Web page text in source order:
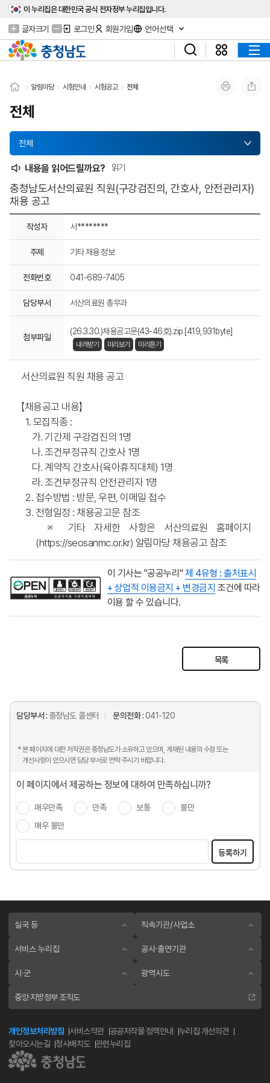
이 누리집은 대한민국 공식 전자정부 누리집입니다.
글자크기 로그인 회원가입 언어선택
알림마당 시험안내 시험공고 전체
전체
전체
내용을 읽어드릴까요? 읽기
충청남도서산의료원 직원(구강검진의, 간호사, 안전관리자)
채용 공고
작성자 서********
주제 기타 채용 정보
전화번호 041-689-7405
담당부서 서산의료원 총무과
첨부파일
(26.3.30.)채용공고문(43-46호).zip [419,931byte]
내려받기 미리보기 미리듣기
서산의료원 직원 채용 공고
【채용공고 내용】
1. 모집직종 :
가. 기간제 구강검진의 1명
나. 조건부정규직 간호사 1명
다. 계약직 간호사(육아휴직대체) 1명
라. 조건부정규직 안전관리자 1명
2. 접수방법 : 방문, 우편, 이메일 접수
3. 전형일정 : 채용공고문 참조
※ 기타 자세한 사항은 서산의료원 홈페이지
(https://seosanmc.or.kr) 알림마당 채용공고 참조
이 기사는 "공공누리"제 4유형 : 출처표시
+ 상업적 이용금지 + 변경금지 조건에 따라
이용 할 수 있습니다.
목록
담당부서 : 충청남도 콜센터 문의전화 : 041-120
* 본 페이지에 대한 저작권은 충청남도가 소유하고 있으며, 게재된 내용의 수정 또는
개선사항이 있으시면 담당 부서로 연락 주시기 바랍니다.
이 페이지에서 제공하는 정보에 대하여 만족하십니까?
매우만족 만족 보통
불만
매우 불만
등록하기
실국 등 직속기관/사업소
서비스 누리집 공사·출연기관
시·군 광역시도
중앙·지방정부 조직도
개인정보처리방침 서비스약관 공공저작물 정책안내
누리집 개선의견
찾아오시는길
청사배치도 관련누리집